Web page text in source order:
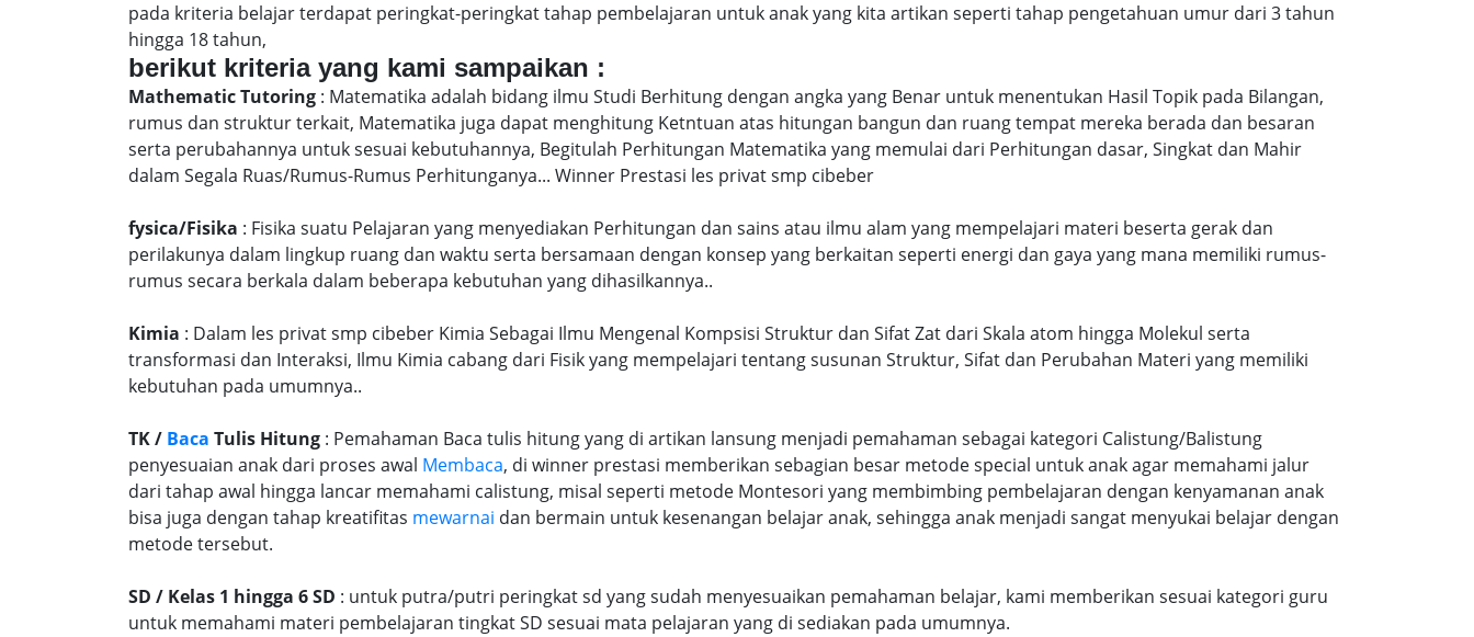
pada kriteria belajar terdapat peringkat-peringkat tahap pembelajaran untuk anak yang kita artikan seperti tahap pengetahuan umur dari 3 tahun
hingga 18 tahun,
berikut kriteria yang kami sampaikan :
Mathematic Tutoring : Matematika adalah bidang ilmu Studi Berhitung dengan angka yang Benar untuk menentukan Hasil Topik pada Bilangan,
rumus dan struktur terkait, Matematika juga dapat menghitung Ketntuan atas hitungan bangun dan ruang tempat mereka berada dan besaran
serta perubahannya untuk sesuai kebutuhannya, Begitulah Perhitungan Matematika yang memulai dari Perhitungan dasar, Singkat dan Mahir
dalam Segala Ruas/Rumus-Rumus Perhitunganya... Winner Prestasi les privat smp cibeber
fysica/Fisika : Fisika suatu Pelajaran yang menyediakan Perhitungan dan sains atau ilmu alam yang mempelajari materi beserta gerak dan
perilakunya dalam lingkup ruang dan waktu serta bersamaan dengan konsep yang berkaitan seperti energi dan gaya yang mana memiliki rumus-
rumus secara berkala dalam beberapa kebutuhan yang dihasilkannya..
Kimia : Dalam les privat smp cibeber Kimia Sebagai Ilmu Mengenal Kompsisi Struktur dan Sifat Zat dari Skala atom hingga Molekul serta
transformasi dan Interaksi, Ilmu Kimia cabang dari Fisik yang mempelajari tentang susunan Struktur, Sifat dan Perubahan Materi yang memiliki
kebutuhan pada umumnya..
TK / Baca Tulis Hitung : Pemahaman Baca tulis hitung yang di artikan lansung menjadi pemahaman sebagai kategori Calistung/Balistung
penyesuaian anak dari proses awal Membaca, di winner prestasi memberikan sebagian besar metode special untuk anak agar memahami jalur
dari tahap awal hingga lancar memahami calistung, misal seperti metode Montesori yang membimbing pembelajaran dengan kenyamanan anak
bisa juga dengan tahap kreatifitas mewarnai dan bermain untuk kesenangan belajar anak, sehingga anak menjadi sangat menyukai belajar dengan
metode tersebut.
SD / Kelas 1 hingga 6 SD : untuk putra/putri peringkat sd yang sudah menyesuaikan pemahaman belajar, kami memberikan sesuai kategori guru
untuk memahami materi pembelajaran tingkat SD sesuai mata pelajaran yang di sediakan pada umumnya.